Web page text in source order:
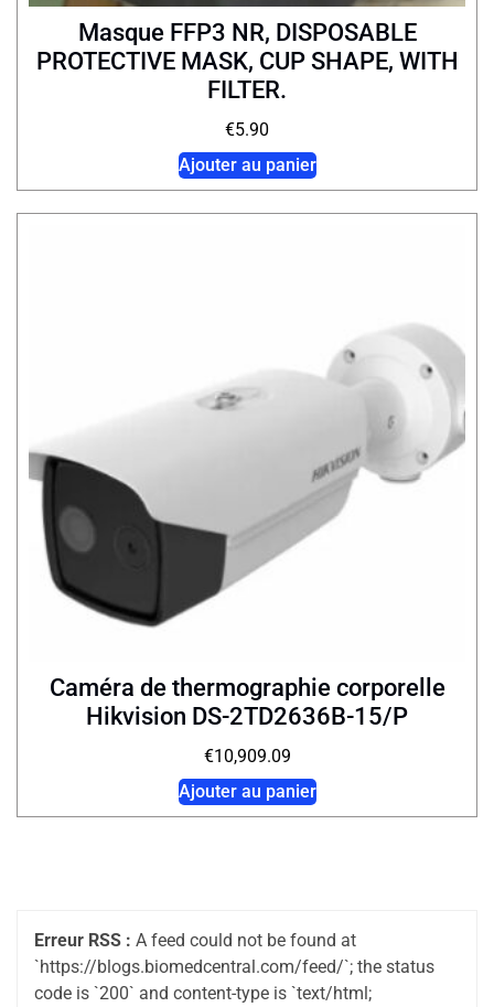
Masque FFP3 NR, DISPOSABLE
PROTECTIVE MASK, CUP SHAPE, WITH
FILTER.
€5.90
Ajouter au panier
Caméra de thermographie corporelle
Hikvision DS-2TD2636B-15/P
€10,909.09
Ajouter au panier
Erreur RSS : A feed could not be found at
`https://blogs.biomedcentral.com/feed/`; the status
code is `200` and content-type is `text/html;